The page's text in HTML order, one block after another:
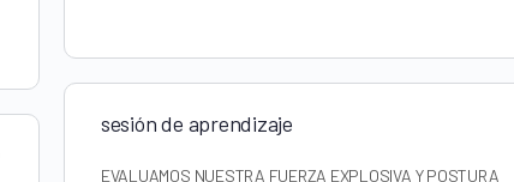
sesión de aprendizaje
EVALUAMOS NUESTRA FUERZA EXPLOSIVA Y POSTURA